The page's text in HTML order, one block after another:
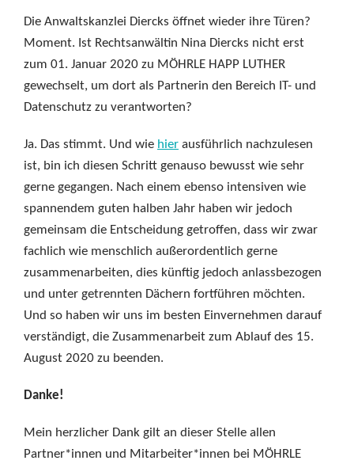
Die Anwaltskanzlei Diercks öffnet wieder ihre Türen?
Moment. Ist Rechtsanwältin Nina Diercks nicht erst
zum 01. Januar 2020 zu MÖHRLE HAPP LUTHER
gewechselt, um dort als Partnerin den Bereich IT- und
Datenschutz zu verantworten?
Ja. Das stimmt. Und wie hier ausführlich nachzulesen
ist, bin ich diesen Schritt genauso bewusst wie sehr
gerne gegangen. Nach einem ebenso intensiven wie
spannendem guten halben Jahr haben wir jedoch
gemeinsam die Entscheidung getroffen, dass wir zwar
fachlich wie menschlich außerordentlich gerne
zusammenarbeiten, dies künftig jedoch anlassbezogen
und unter getrennten Dächern fortführen möchten.
Und so haben wir uns im besten Einvernehmen darauf
verständigt, die Zusammenarbeit zum Ablauf des 15.
August 2020 zu beenden.
Danke!
Mein herzlicher Dank gilt an dieser Stelle allen
Partner*innen und Mitarbeiter*innen bei MÖHRLE